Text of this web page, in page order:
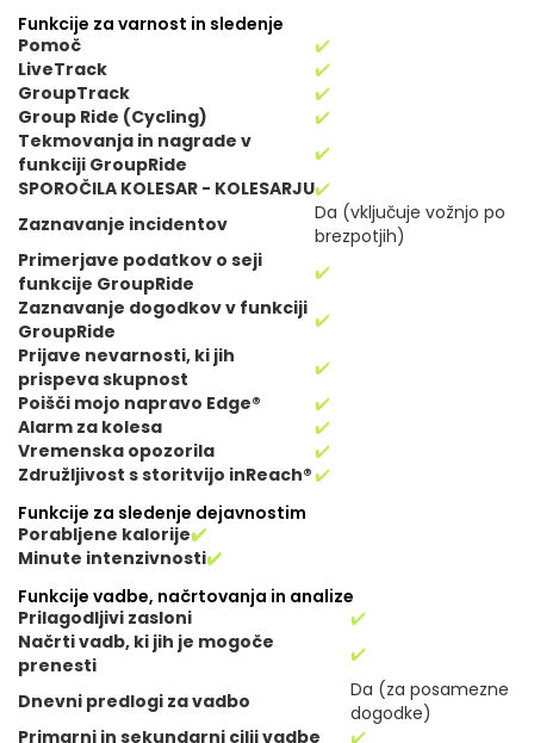
Funkcije za varnost in sledenje
Pomoč
✔️
LiveTrack
✔️
GroupTrack
✔️
Group Ride (Cycling)
✔️
Tekmovanja in nagrade v
funkciji GroupRide
✔️
SPOROČILA KOLESAR - KOLESARJU✔️
Zaznavanje incidentov
Da (vključuje vožnjo po
brezpotjih)
Primerjave podatkov o seji
funkcije GroupRide
✔️
Zaznavanje dogodkov v funkciji
GroupRide
✔️
Prijave nevarnosti, ki jih
prispeva skupnost
✔️
Poišči mojo napravo Edge®
✔️
Alarm za kolesa
✔️
Vremenska opozorila
✔️
Združljivost s storitvijo inReach®✔️
Funkcije za sledenje dejavnostim
Porabljene kalorije✔️
Minute intenzivnosti✔️
Funkcije vadbe, načrtovanja in analize
Prilagodljivi zasloni
✔️
Načrti vadb, ki jih je mogoče
prenesti
✔️
Dnevni predlogi za vadbo
Da (za posamezne
dogodke)
Primarni in sekundarni cilji vadbe
✔️